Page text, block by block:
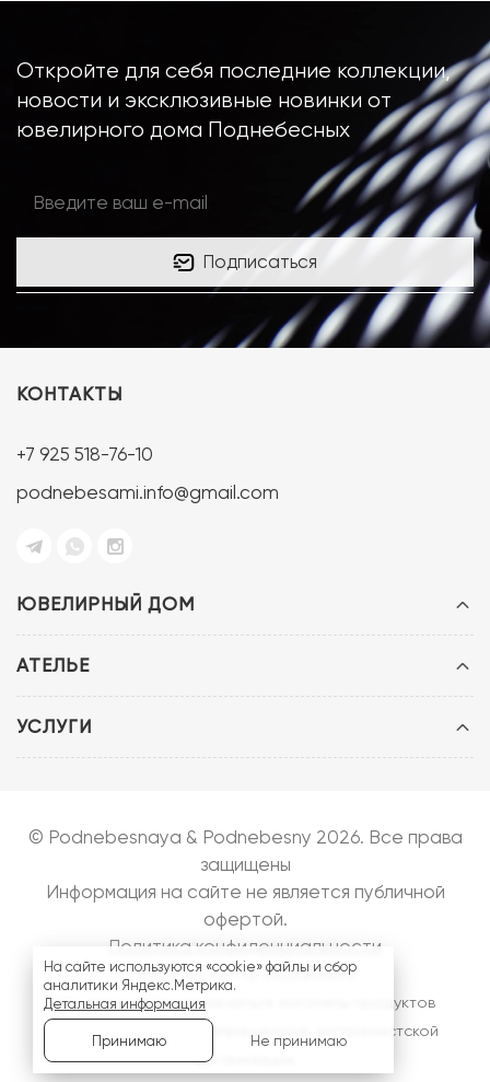
Откройте для себя последние коллекции,
новости и эксклюзивные новинки от
ювелирного дома Поднебесных
Подписаться
ЮВЕЛИРНЫЙ ДОМ
АТЕЛЬЕ
УСЛУГИ
КОНТАКТЫ
+7 925 518-76-10
podnebesami.info@gmail.com
© Podnebesnaya & Podnebesny 2026. Все права
защищены
Информация на сайте не является публичной
офертой.
Политика конфиденциальности
Запуск сайта:bazarow.ru
На сайте могут встречаться логотипы продуктов
компании
- запрещенной, экстремистской
организации.
На сайте используются «cookie» файлы и сбор
аналитики Яндекс.Метрика.
Детальная информация
Принимаю Не принимаю